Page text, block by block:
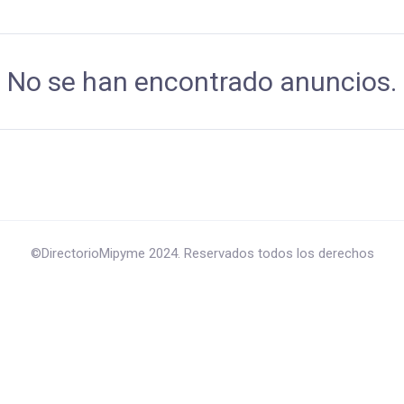
No se han encontrado anuncios.
©DirectorioMipyme 2024. Reservados todos los derechos